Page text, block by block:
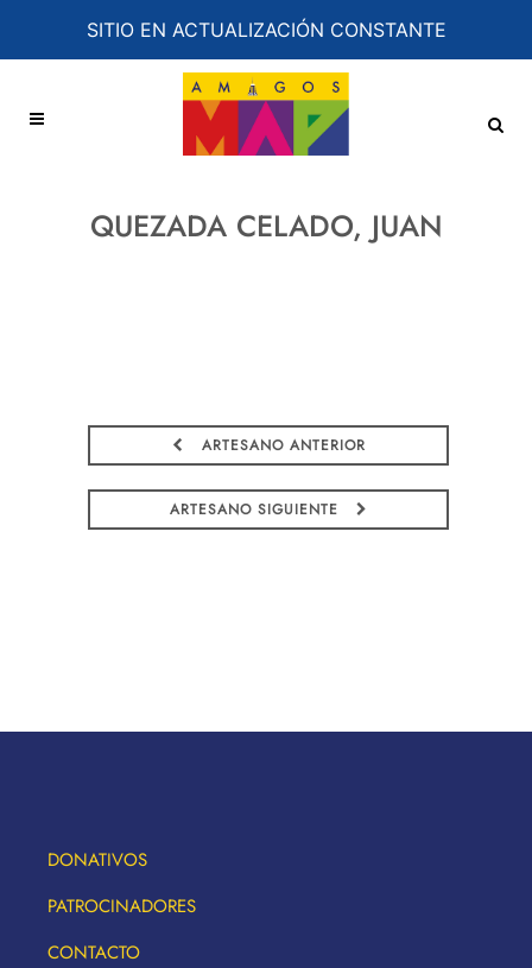
SITIO EN ACTUALIZACIÓN CONSTANTE
QUEZADA CELADO, JUAN
ARTESANO ANTERIOR
ARTESANO SIGUIENTE
DONATIVOS
PATROCINADORES
CONTACTO